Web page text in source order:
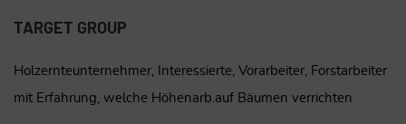
TARGET GROUP
Holzernteunternehmer, Interessierte, Vorarbeiter, Forstarbeiter
mit Erfahrung, welche Höhenarb.auf Bäumen verrichten